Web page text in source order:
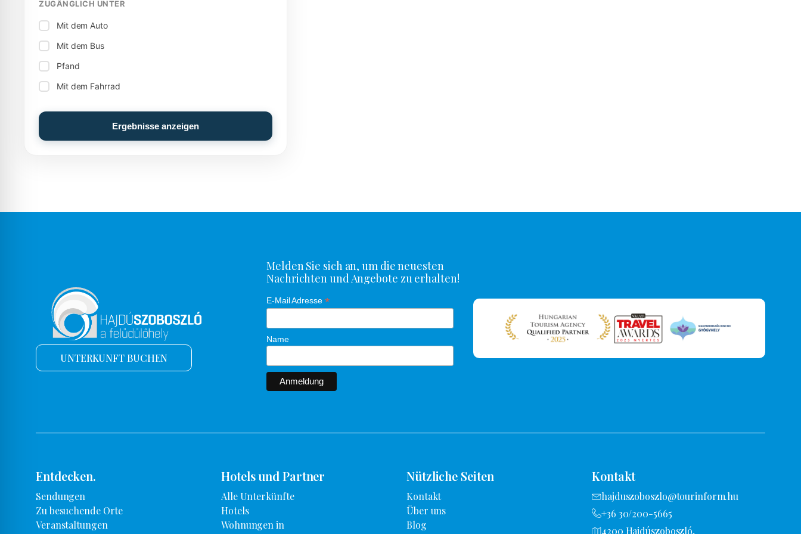
ZUGÄNGLICH UNTER
Mit dem Auto
Mit dem Bus
Pfand
Mit dem Fahrrad
Ergebnisse anzeigen
UNTERKUNFT BUCHEN
Melden Sie sich an, um die neuesten
Nachrichten und Angebote zu erhalten!
E-Mail Adresse *
Name
Entdecken.
Sendungen
Zu besuchende Orte
Veranstaltungen
Hotels und Partner
Alle Unterkünfte
Hotels
Wohnungen in
Nützliche Seiten
Kontakt
Über uns
Blog
Kontakt
hajduszoboszlo@tourinform.hu
+36 30/200-5665
4200 Hajdúszoboszló,